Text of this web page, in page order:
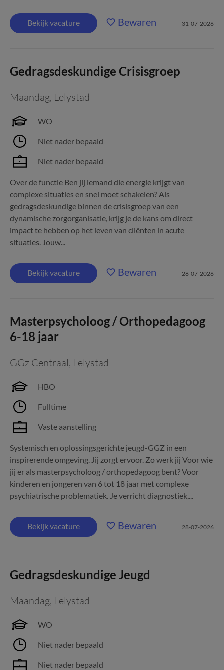
Bekijk vacature Bewaren 31-07-2026
Gedragsdeskundige Crisisgroep
Maandag, Lelystad
WO
Niet nader bepaald
Niet nader bepaald
Over de functie Ben jij iemand die energie krijgt van
complexe situaties en snel moet schakelen? Als
gedragsdeskundige binnen de crisisgroep van een
dynamische zorgorganisatie, krijg je de kans om direct
impact te hebben op het leven van cliënten in acute
situaties. Jouw...
Bekijk vacature Bewaren 28-07-2026
Masterpsycholoog / Orthopedagoog
6-18 jaar
GGz Centraal, Lelystad
HBO
Fulltime
Vaste aanstelling
Systemisch en oplossingsgerichte jeugd-GGZ in een
inspirerende omgeving. Jij zorgt ervoor. Zo werk jij Voor wie
jij er als masterpsycholoog / orthopedagoog bent? Voor
kinderen en jongeren van 6 tot 18 jaar met complexe
psychiatrische problematiek. Je verricht diagnostiek,...
Bekijk vacature Bewaren 28-07-2026
Gedragsdeskundige Jeugd
Maandag, Lelystad
WO
Niet nader bepaald
Niet nader bepaald